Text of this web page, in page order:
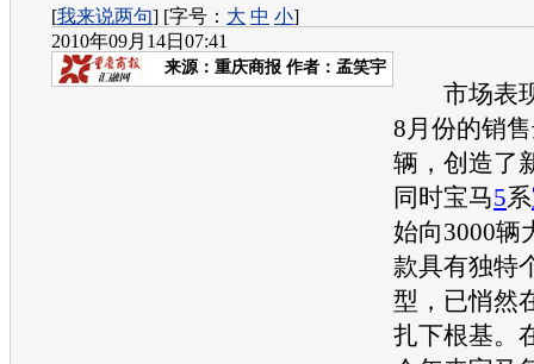
[我来说两句] [字号： 大 中 小]
2010年09月14日07:41
来源： 重庆商报 作者：孟笑宇
市场表
8月份的销
辆，创造了
同时宝马5系
始向3000辆
款具有独特
型，已悄然
扎下根基。